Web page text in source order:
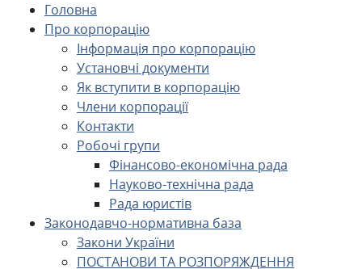
Головна
Про корпорацію
Інформація про корпорацію
Установчі документи
Як вступити в корпорацію
Члени корпорації
Контакти
Робочі групи
Фінансово-економічна рада
Науково-технічна рада
Рада юристів
Законодавчо-нормативна база
Закони України
ПОСТАНОВИ ТА РОЗПОРЯЖДЕННЯ